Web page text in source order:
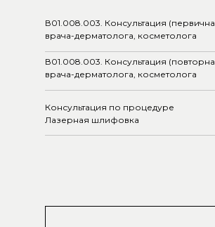
В01.008.003. Консультация
врача-дерматолога, косметолога
В01.008.003. Консультация
врача-дерматолога, косметолога
Консультация по процедуре
Лазерная шлифовка